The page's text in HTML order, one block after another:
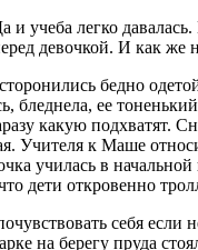
легко
девочкой. И как же
бедно
бледнела, ее
какую
Учителя к Маше
училась в
дети откровенно
себя
на берегу пруда